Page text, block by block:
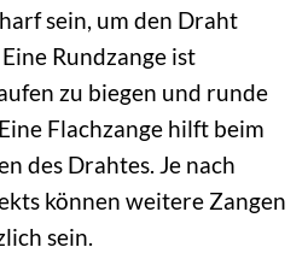
sein, um den Draht
Rundzange ist
zu biegen und runde
Flachzange hilft beim
des Drahtes. Je nach
können weitere Zangen
sein.